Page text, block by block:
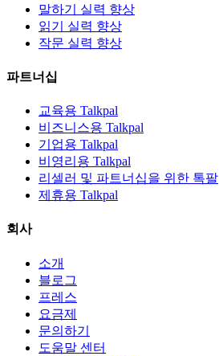
말하기 실력 향상
읽기 실력 향상
작문 실력 향상
파트너십
교육용 Talkpal
비즈니스용 Talkpal
기업용 Talkpal
비영리용 Talkpal
리셀러 및 파트너십을 위한 톡팔
제휴용 Talkpal
회사
소개
블로그
프레스
요금제
문의하기
도움말 센터